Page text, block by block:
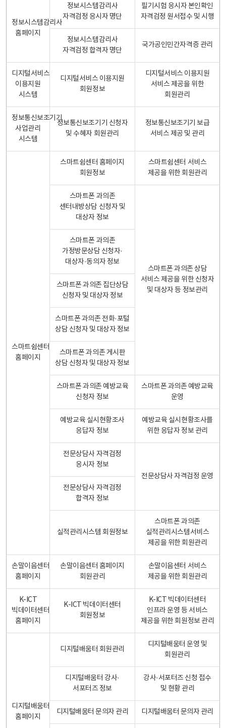
정보시스템감리사
홈페이지
정보시스템감리사
자격검정 응시자 명단
필기시험 응시자 본인확인
자격검정 원서접수 및 시행
정보시스템감리사
자격검정 합격자 명단
국가공인민간자격증 관리
디지털서비스
이용지원
시스템
디지털서비스 이용지원
회원정보
디지털서비스 이용지원
서비스 제공을 위한
회원관리
정보통신보조기기
사업관리
시스템
정보통신보조기기 신청자
및 수혜자 회원관리
정보통신보조기기 보급
서비스 제공 및 관리
스마트쉼센터
홈페이지
스마트쉼센터 홈페이지
회원정보
스마트쉼센터 서비스
제공을 위한 회원관리
스마트폰 과의존
센터내방상담 신청자 및
대상자 정보
스마트폰 과의존 상담
서비스 제공을 위한 신청자
및 대상자 등 정보관리
스마트폰 과의존
가정방문상담 신청자·
대상자·동의자 정보
스마트폰 과의존 집단상담
신청자 및 대상자 정보
스마트폰 과의존 전화·포털
상담 신청자 및 대상자 정보
스마트폰 과의존 게시판
상담 신청자 및 대상자 정보
스마트폰 과의존 예방교육
신청자 정보
스마트폰 과의존 예방교육
운영
예방교육 실시현황조사
응답자 정보
예방교육 실시현황조사를
위한 응답자 정보 관리
전문상담사 자격검정
응시자 정보
전문상담사 자격검정 운영
전문상담사 자격검정
합격자 정보
실적관리시스템 회원정보
스마트폰 과의존
실적관리시스템서비스
제공을 위한 회원관리
손말이음센터
홈페이지
손말이음센터 홈페이지
회원관리
손말이음센터 서비스
제공을 위한 회원관리
K-ICT
빅데이터센터
홈페이지
K-ICT 빅데이터센터
회원정보
K-ICT 빅데이터센터
인프라 운영 등 서비스
제공을 위한 회원정보 관리
디지털배움터
홈페이지
디지털배움터 회원관리
디지털배움터 운영 및
회원관리
디지털배움터 강사·
서포터즈 정보
강사·서포터즈 신청 접수
및 현황 관리
디지털배움터 문의자 관리 디지털배움터 문의자 관리